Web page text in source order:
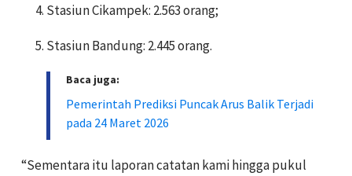
Stasiun Cikampek: 2.563 orang;
Stasiun Bandung: 2.445 orang.
Baca juga:
Pemerintah Prediksi Puncak Arus Balik Terjadi
pada 24 Maret 2026
“Sementara itu laporan catatan kami hingga pukul